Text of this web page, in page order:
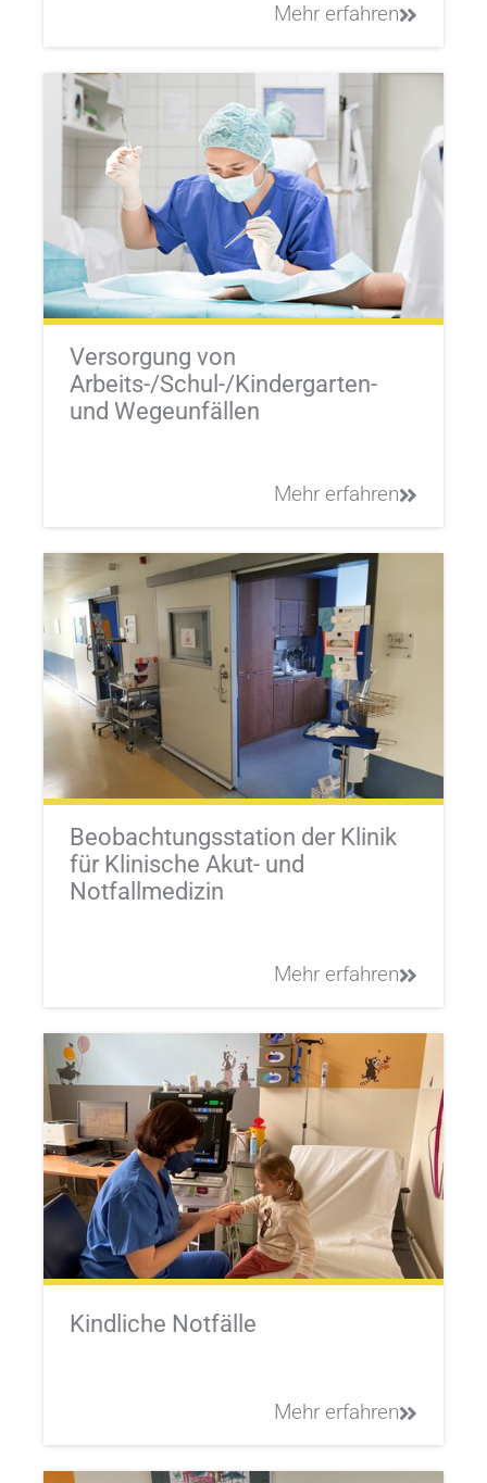
Mehr erfahren
Versorgung von
Arbeits-/Schul-/Kindergarten-
und Wegeunfällen
Mehr erfahren
Beobachtungsstation der Klinik
für Klinische Akut- und
Notfallmedizin
Mehr erfahren
Kindliche Notfälle
Mehr erfahren